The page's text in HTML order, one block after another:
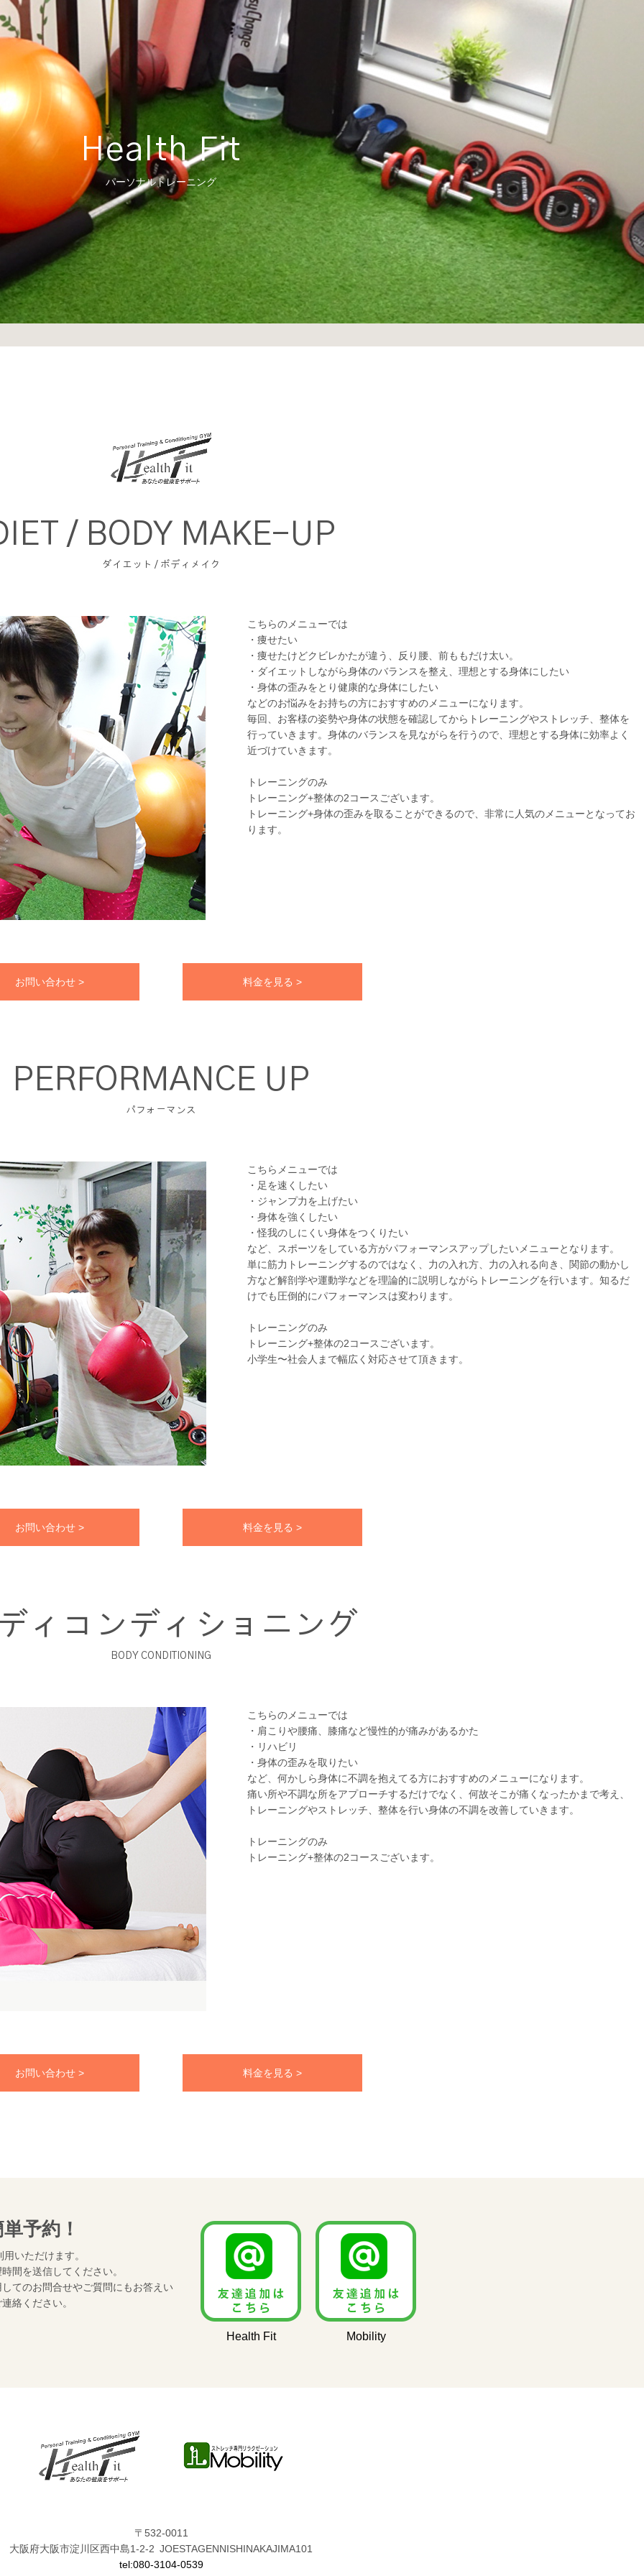
Health Fit
パーソナルトレーニング
/ BODY MAKE-UP
ダイエット / ボディメイク
こちらのメニューでは
・痩せたい
・痩せたけどクビレかたが違う、反り腰、前ももだけ太い。
・ダイエットしながら身体のバランスを整え、理想とする身体にしたい
・身体の歪みをとり健康的な身体にしたい
などのお悩みをお持ちの方におすすめのメニューになります。
毎回、お客様の姿勢や身体の状態を確認してからトレーニングやストレッチ、整体を
行っていきます。身体のバランスを見ながらを行うので、理想とする身体に効率よく
近づけていきます。
トレーニングのみ
トレーニング+整体の2コースございます。
トレーニング+身体の歪みを取ることができるので、非常に人気のメニューとなってお
ります。
お問い合わせ > 料金を見る >
PERFORMANCE UP
パフォーマンス
こちらメニューでは
・足を速くしたい
・ジャンプ力を上げたい
・身体を強くしたい
・怪我のしにくい身体をつくりたい
など、スポーツをしている方がパフォーマンスアップしたいメニューとなります。
単に筋力トレーニングするのではなく、力の入れ方、力の入れる向き、関節の動かし
方など解剖学や運動学などを理論的に説明しながらトレーニングを行います。知るだ
けでも圧倒的にパフォーマンスは変わります。
トレーニングのみ
トレーニング+整体の2コースございます。
小学生〜社会人まで幅広く対応させて頂きます。
お問い合わせ > 料金を見る >
ィコンディショニング
BODY CONDITIONING
こちらのメニューでは
・肩こりや腰痛、膝痛など慢性的が痛みがあるかた
・リハビリ
・身体の歪みを取りたい
など、何かしら身体に不調を抱えてる方におすすめのメニューになります。
痛い所や不調な所をアプローチするだけでなく、何故そこが痛くなったかまで考え、
トレーニングやストレッチ、整体を行い身体の不調を改善していきます。
トレーニングのみ
トレーニング+整体の2コースございます。
お問い合わせ > 料金を見る >
予約！
いただけます。
間を送信してください。
てのお問合せやご質問にもお答えい
絡ください。
Health Fit Mobility
〒532-0011
大阪府大阪市淀川区西中島1-2-2 JOESTAGENNISHINAKAJIMA101
tel:080-3104-0539